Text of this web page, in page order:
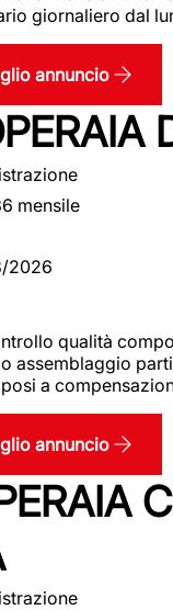
giornaliero dal
annuncio
mensile
2026
qualità
assemblaggio
a
annuncio